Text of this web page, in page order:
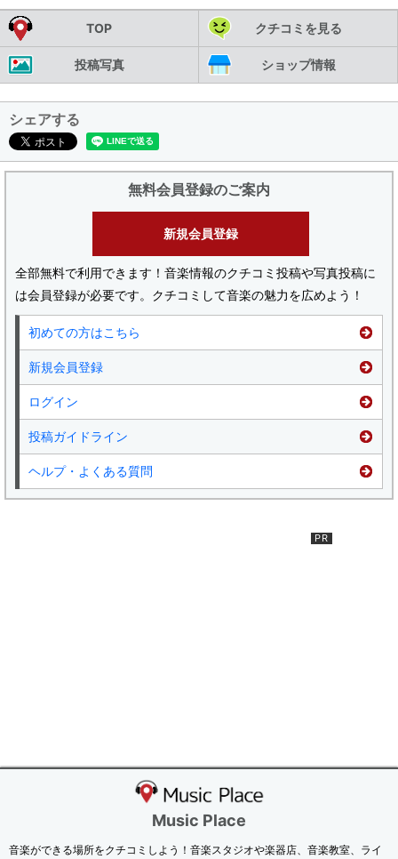
TOP クチコミを見る
投稿写真 ショップ情報
シェアする
無料会員登録のご案内
新規会員登録
全部無料で利用できます！音楽情報のクチコミ投稿や写真投稿に
は会員登録が必要です。クチコミして音楽の魅力を広めよう！
初めての方はこちら
新規会員登録
ログイン
投稿ガイドライン
ヘルプ・よくある質問
Music Place
音楽ができる場所をクチコミしよう！音楽スタジオや楽器店、音楽教室、ライ